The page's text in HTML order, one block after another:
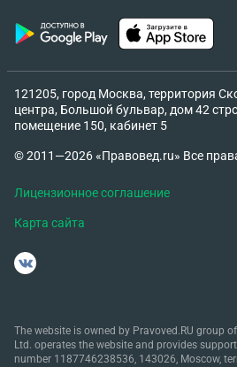
121205, город Москва, территория
центра, Большой бульвар, дом 42
помещение 150, кабинет 5
© 2011—2026 «Правовед.ru» Все
Лицензионное соглашение
Карта сайта
The website is owned by Pravoved.RU group
Ltd. operates the website and provides
number 1187746238536, 143026, Moscow,